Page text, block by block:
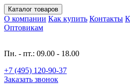
Каталог товаров
О компании Как купить Контакты
Оптовикам
Пн. - пт.: 09.00 - 18.00
+7 (495) 120-90-37
Заказать звонок